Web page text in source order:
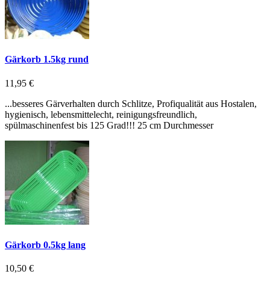
Gärkorb 1.5kg rund
11,95 €
...besseres Gärverhalten durch Schlitze, Profiqualität aus Hostalen,
hygienisch, lebensmittelecht, reinigungsfreundlich,
spülmaschinenfest bis 125 Grad!!! 25 cm Durchmesser
Gärkorb 0.5kg lang
10,50 €